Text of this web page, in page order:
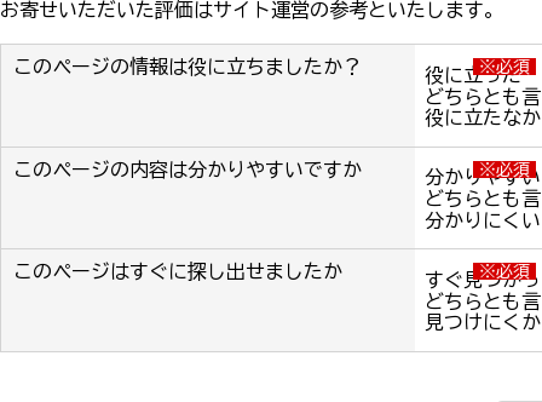
お寄せいただいた評価はサイト運営の参考といたします。
このページの情報は役に立ちましたか？ ※必須
役に立った
どちらとも
役に立たな
このページの内容は分かりやすいですか ※必須
分かりやすい
どちらとも
分かりにくい
このページはすぐに探し出せましたか ※必須
すぐ見つか
どちらとも
見つけにく